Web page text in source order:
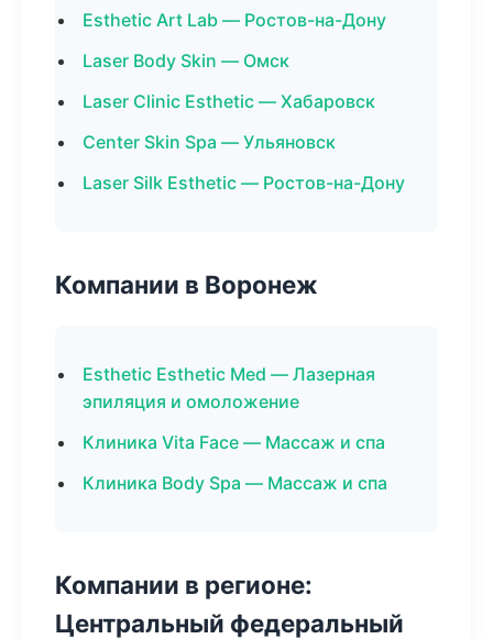
Esthetic Art Lab — Ростов-на-Дону
Laser Body Skin — Омск
Laser Clinic Esthetic — Хабаровск
Center Skin Spa — Ульяновск
Laser Silk Esthetic — Ростов-на-Дону
Компании в Воронеж
Esthetic Esthetic Med — Лазерная
эпиляция и омоложение
Клиника Vita Face — Массаж и спа
Клиника Body Spa — Массаж и спа
Компании в регионе:
Центральный федеральный